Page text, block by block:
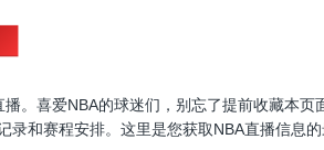
。喜爱NBA的球迷们，别忘了提前收藏本
和赛程安排。这里是您获取NBA直播信息的